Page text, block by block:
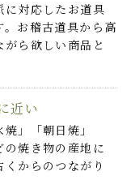
に対応したお道具
お稽古道具から高
ら欲しい商品と
近い
」「朝日焼」
の焼き物の産地に
からのつながり